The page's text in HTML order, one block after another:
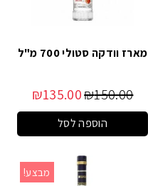
מארז וודקה סטולי 700 מ"ל
₪150.00
₪135.00
הוספה לסל
מבצע!